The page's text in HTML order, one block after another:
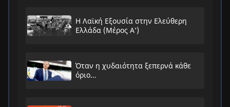
Η Λαϊκή Εξουσία στην Ελεύθερη
Ελλάδα (Μέρος Α’)
Όταν η χυδαιότητα ξεπερνά κάθε
όριο…